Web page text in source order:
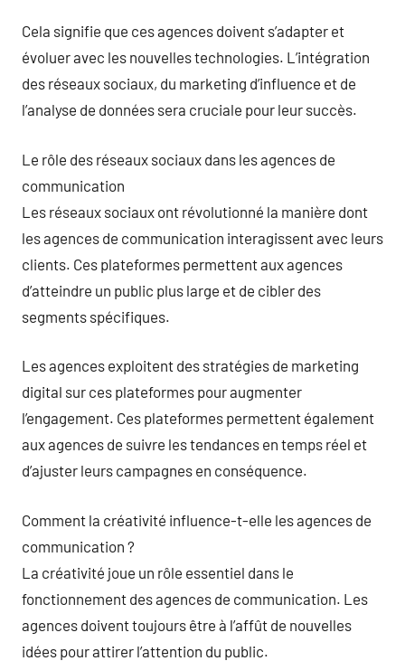
Cela signifie que ces agences doivent s’adapter et
évoluer avec les nouvelles technologies. L’intégration
des réseaux sociaux, du marketing d’influence et de
l’analyse de données sera cruciale pour leur succès.
Le rôle des réseaux sociaux dans les agences de
communication
Les réseaux sociaux ont révolutionné la manière dont
les agences de communication interagissent avec leurs
clients. Ces plateformes permettent aux agences
d’atteindre un public plus large et de cibler des
segments spécifiques.
Les agences exploitent des stratégies de marketing
digital sur ces plateformes pour augmenter
l’engagement. Ces plateformes permettent également
aux agences de suivre les tendances en temps réel et
d’ajuster leurs campagnes en conséquence.
Comment la créativité influence-t-elle les agences de
communication ?
La créativité joue un rôle essentiel dans le
fonctionnement des agences de communication. Les
agences doivent toujours être à l’affût de nouvelles
idées pour attirer l’attention du public.